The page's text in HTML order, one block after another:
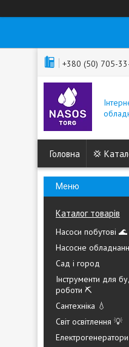
+380 (50) 705-
Головна 💢
Каталог товарів
Насоси побутові 🌊
Насосне
Сад і город
Інструменти для
роботи ⛏️
Сантехніка 💧
Світ освітлення 💡
Електрогенератори